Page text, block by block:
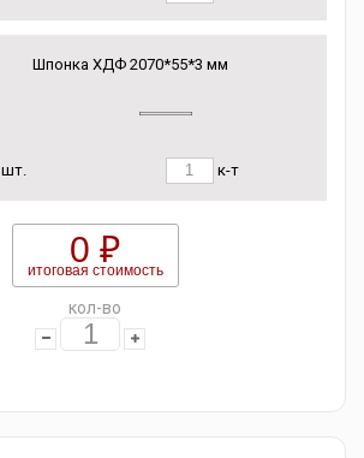
Шпонка ХДФ 2070*55*3 мм
шт. к-т
0 ₽
итоговая стоимость
кол-во